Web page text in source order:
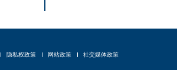
隐私权政策 网站政策 社交媒体政策